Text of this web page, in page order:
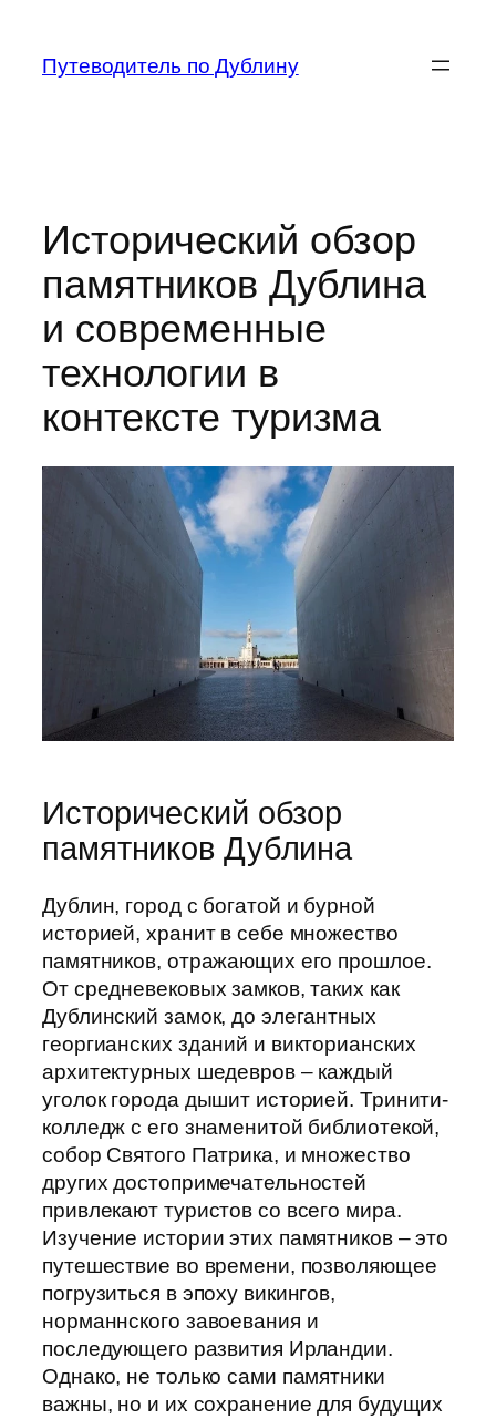
содержимому
Путеводитель по Дублину
Исторический обзор
памятников Дублина
и современные
технологии в
контексте туризма
Исторический обзор
памятников Дублина
Дублин, город с богатой и бурной
историей, хранит в себе множество
памятников, отражающих его прошлое.
От средневековых замков, таких как
Дублинский замок, до элегантных
георгианских зданий и викторианских
архитектурных шедевров – каждый
уголок города дышит историей. Тринити-
колледж с его знаменитой библиотекой,
собор Святого Патрика, и множество
других достопримечательностей
привлекают туристов со всего мира.
Изучение истории этих памятников – это
путешествие во времени, позволяющее
погрузиться в эпоху викингов,
норманнского завоевания и
последующего развития Ирландии.
Однако, не только сами памятники
важны, но и их сохранение для будущих